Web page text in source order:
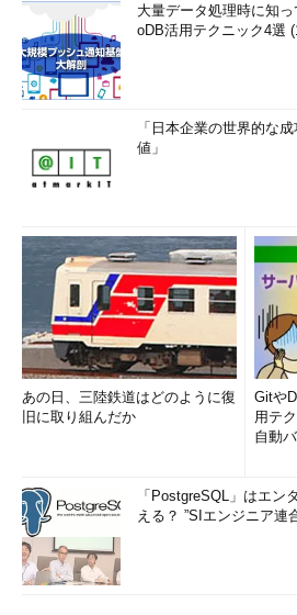
大量データ処理時に知
oDB活用テクニック4選
「日本企業の世界的な
値」
あの日、三陸鉄道はどのように復
旧に取り組んだか
Gitや
用テ
自動
「PostgreSQL」はエン
える？ ”SIエンジニア連